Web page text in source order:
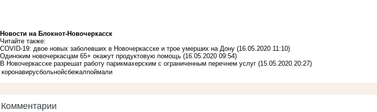
Новости на Блoкнoт-Новочеркасск
Читайте также:
COVID-19: двое новых заболевших в Новочеркасске и трое умерших на Дону (16.05.2020 11:10)
Одиноким новочеркасцам 65+ окажут продуктовую помощь (16.05.2020 09:54)
В Новочеркасске разрешат работу парикмахерским с ограниченным перечнем услуг (15.05.2020 20:27)
коронавирусбольнойсбежалпоймали
Комментарии